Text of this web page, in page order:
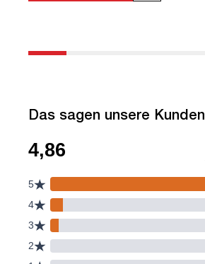
Das sagen unsere Kunden